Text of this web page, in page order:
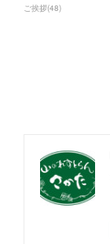
ご挨拶(48)